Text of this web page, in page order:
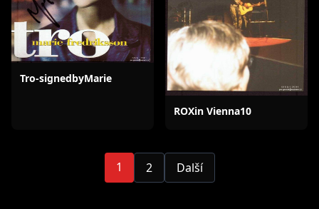
Tro-signedbyMarie
ROXin Vienna10
1 2 Další